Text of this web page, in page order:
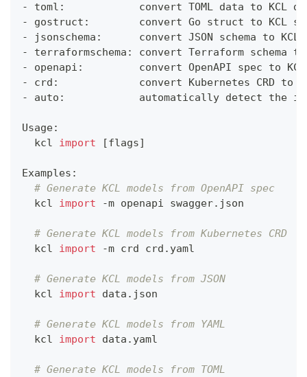
- toml:            convert TOML data to KCL
- gostruct:        convert Go struct to KCL
- jsonschema:      convert JSON schema to KCL
- terraformschema: convert Terraform schema to
- openapi:         convert OpenAPI spec to KCL
- crd:             convert Kubernetes CRD to
- auto:            automatically detect the
Usage:
  kcl
import [flags]
Examples:
# Generate KCL models from OpenAPI spec
  kcl
import -m openapi swagger.json
# Generate KCL models from Kubernetes CRD
  kcl
import -m crd crd.yaml
# Generate KCL models from JSON
  kcl
import data.json
# Generate KCL models from YAML
  kcl
import data.yaml
# Generate KCL models from TOML